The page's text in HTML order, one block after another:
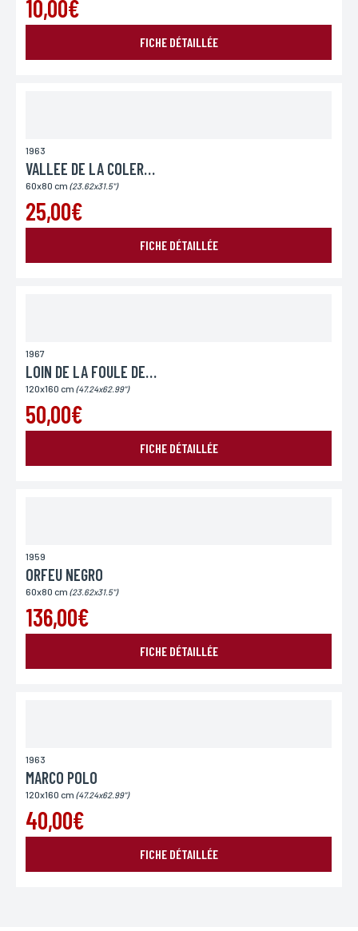
L’Incartade - 51 rue Basse, 59800 Lille.
10,00€
FICHE DÉTAILLÉE
1963
VALLEE DE LA COLERE (LA)
60x80 cm (23.62x31.5")
25,00€
FICHE DÉTAILLÉE
1967
LOIN DE LA FOULE DECHAINEE
120x160 cm (47.24x62.99")
50,00€
FICHE DÉTAILLÉE
1959
ORFEU NEGRO
60x80 cm (23.62x31.5")
136,00€
FICHE DÉTAILLÉE
1963
MARCO POLO
120x160 cm (47.24x62.99")
40,00€
FICHE DÉTAILLÉE